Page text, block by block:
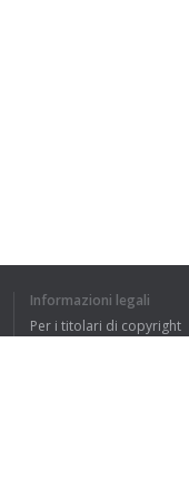
Informazioni legali
Per i titolari di copyright